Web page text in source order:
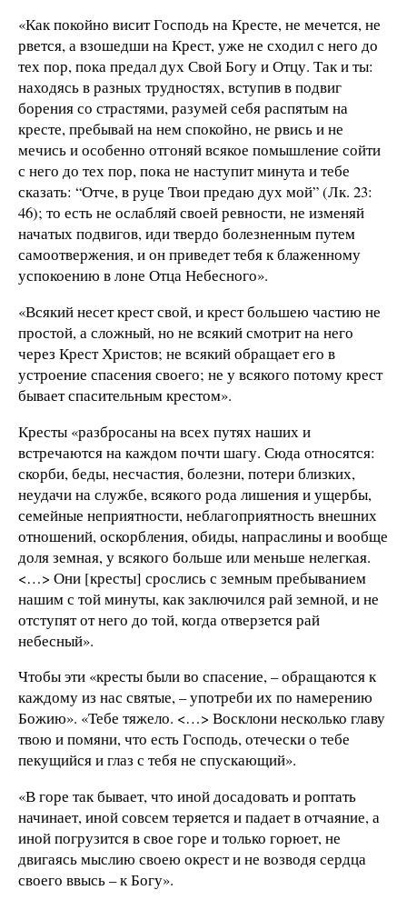
«Как покойно висит Господь на Кресте, не мечется, не
рвется, а взошедши на Крест, уже не сходил с него до
тех пор, пока предал дух Свой Богу и Отцу. Так и ты:
находясь в разных трудностях, вступив в подвиг
борения со страстями, разумей себя распятым на
кресте, пребывай на нем спокойно, не рвись и не
мечись и особенно отгоняй всякое помышление сойти
с него до тех пор, пока не наступит минута и тебе
сказать: “Отче, в руце Твои предаю дух мой” (Лк. 23:
46); то есть не ослабляй своей ревности, не изменяй
начатых подвигов, иди твердо болезненным путем
самоотвержения, и он приведет тебя к блаженному
успокоению в лоне Отца Небесного».
«Всякий несет крест свой, и крест большею частию не
простой, а сложный, но не всякий смотрит на него
через Крест Христов; не всякий обращает его в
устроение спасения своего; не у всякого потому крест
бывает спасительным крестом».
Кресты «разбросаны на всех путях наших и
встречаются на каждом почти шагу. Сюда относятся:
скорби, беды, несчастия, болезни, потери близких,
неудачи на службе, всякого рода лишения и ущербы,
семейные неприятности, неблагоприятность внешних
отношений, оскорбления, обиды, напраслины и вообще
доля земная, у всякого больше или меньше нелегкая.
<…> Они [кресты] срослись с земным пребыванием
нашим с той минуты, как заключился рай земной, и не
отступят от него до той, когда отверзется рай
небесный».
Чтобы эти «кресты были во спасение, – обращаются к
каждому из нас святые, – употреби их по намерению
Божию». «Тебе тяжело. <…> Восклони несколько главу
твою и помяни, что есть Господь, отечески о тебе
пекущийся и глаз с тебя не спускающий».
«В горе так бывает, что иной досадовать и роптать
начинает, иной совсем теряется и падает в отчаяние, а
иной погрузится в свое горе и только горюет, не
двигаясь мыслию своею окрест и не возводя сердца
своего ввысь – к Богу».